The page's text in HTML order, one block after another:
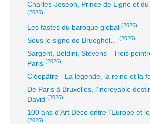
Charles-Joseph, Prince de Ligne et
(2026)
Les fastes du baroque global (2026)
Sous le signe de Brueghel… (2026)
Sargent, Boldini, Stevens - Trois
Paris (2026)
Cléopâtre - La légende, la reine et la
De Paris à Bruxelles, l'incroyable
David (2025)
100 ans d’Art Déco entre l’Europe et
(2025)